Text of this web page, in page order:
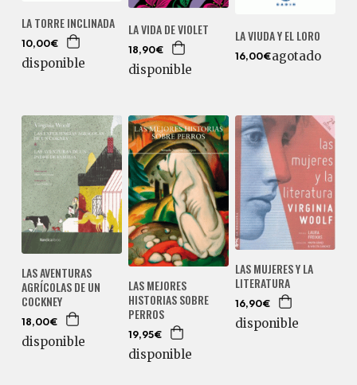
LA TORRE INCLINADA
10,00€
disponible
LA VIDA DE VIOLET
18,90€
disponible
LA VIUDA Y EL LORO
16,00€agotado
LAS AVENTURAS
AGRÍCOLAS DE UN
COCKNEY
18,00€
disponible
LAS MEJORES
HISTORIAS SOBRE
PERROS
19,95€
disponible
LAS MUJERES Y LA
LITERATURA
16,90€
disponible